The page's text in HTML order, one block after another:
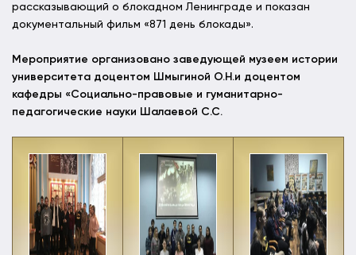
рассказывающий о блокадном Ленинграде и показан
документальный фильм «871 день блокады».
Мероприятие организовано заведующей музеем истории
университета доцентом Шмыгиной О.Н.и доцентом
кафедры «Социально-правовые и гуманитарно-
педагогические науки Шалаевой С.С.